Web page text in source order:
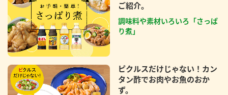
ご紹介。
調味料や素材いろいろ「さっぱ
り煮」
ピクルスだけじゃない！カン
タン酢でお肉やお魚のおか
ず。